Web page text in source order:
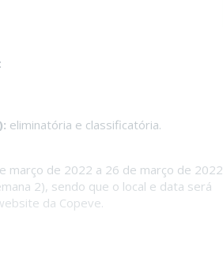
eliminatória e classificatória.
março de 2022 a 26 de março de 2022
2), sendo que o local e data será
da Copeve.